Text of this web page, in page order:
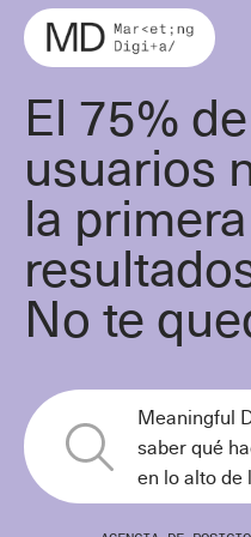
Marketing
Ver Más
SEO
SEM
Google Ads
Bing Ads
Publicidad
Redes
Crecimiento
Publicidad en
Diseño Web
Portfolio
El 75%
usuarios
la
No te
Meaningful
saber qué
en lo alto de